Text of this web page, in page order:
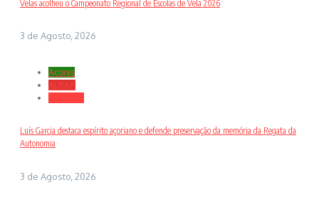
Velas acolheu o Campeonato Regional de Escolas de Vela 2026
3 de Agosto, 2026
Açores
ALRAA
Luís Garcia destaca espírito açoriano e defende preservação da memória da Regata da
Autonomia
3 de Agosto, 2026